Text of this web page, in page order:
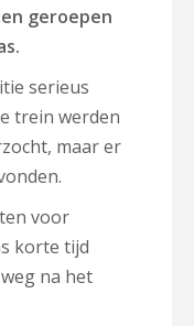
geroepen
serieus
trein werden
maar er
voor
korte tijd
na het